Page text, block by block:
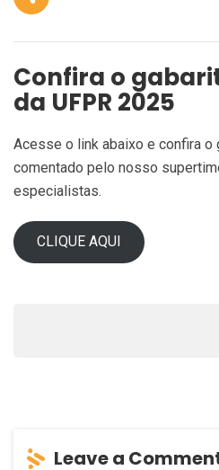
Confira o
da UFPR 2025
Acesse o link abaixo e confira o
comentado pelo nosso
especialistas.
CLIQUE AQUI
Leave a